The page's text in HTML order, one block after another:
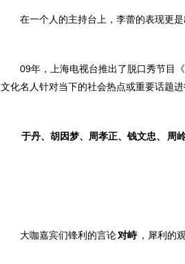
在一个人的主持台上，李蕾的表现更是
09年，上海电视台推出了脱口秀节目
文化名人针对当下的社会热点或重要话题进
于丹、胡因梦、周孝正、钱文忠、 周
大咖嘉宾们锋利的言论对峙 ，犀利的